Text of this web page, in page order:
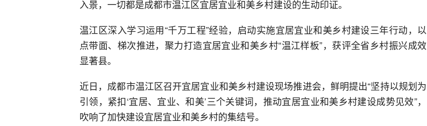
入景，一切都是成都市温江区宜居宜业和美乡村建设的生动印证。
温江区深入学习运用“千万工程”经验，启动实施宜居宜业和美乡村建设三年行动，以
点带面、梯次推进，聚力打造宜居宜业和美乡村“温江样板”，获评全省乡村振兴成效
显著县。
近日，成都市温江区召开宜居宜业和美乡村建设现场推进会，鲜明提出“坚持以规划为
引领，紧扣‘宜居、宜业、和美’三个关键词，推动宜居宜业和美乡村建设成势见效”，
吹响了加快建设宜居宜业和美乡村的集结号。